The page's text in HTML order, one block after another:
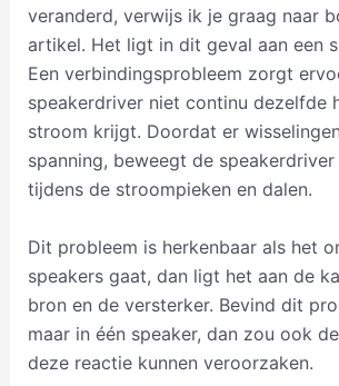
veranderd, verwijs ik je graag naar
artikel. Het ligt in dit geval aan een
Een verbindingsprobleem zorgt
speakerdriver niet continu dezelfde
stroom krijgt. Doordat er
spanning, beweegt de
tijdens de stroompieken en dalen.
Dit probleem is herkenbaar als het
speakers gaat, dan ligt het aan de
bron en de versterker. Bevind dit
maar in één speaker, dan zou ook
deze reactie kunnen veroorzaken.